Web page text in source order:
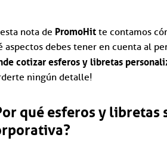
nota de PromoHitte contamos
aspectos debes tener en cuenta al
cotizar esferos y libretas
ningún detalle!
qué esferos y libretas